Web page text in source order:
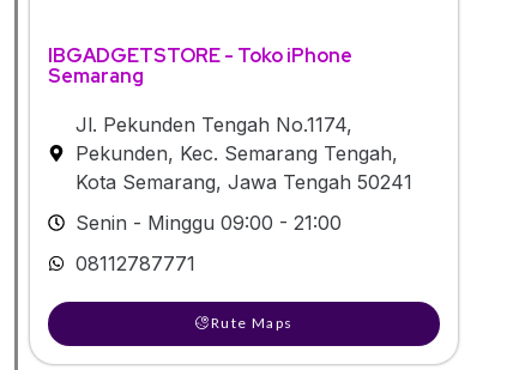
IBGADGETSTORE - Toko iPhone
Semarang
Jl. Pekunden Tengah No.1174,
Pekunden, Kec. Semarang Tengah,
Kota Semarang, Jawa Tengah 50241
Senin - Minggu 09:00 - 21:00
08112787771
Rute Maps